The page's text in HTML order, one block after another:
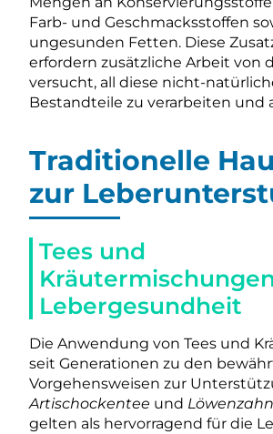
Farb- und Geschmacksstoffen
ungesunden Fetten. Diese
erfordern zusätzliche Arbeit von
versucht, all diese nicht-
Bestandteile zu verarbeiten und
Traditionelle
zur
Tees und
Lebergesundheit
Die Anwendung von Tees und
seit Generationen zu den
Vorgehensweisen zur
Artischockentee und
gelten als hervorragend für die